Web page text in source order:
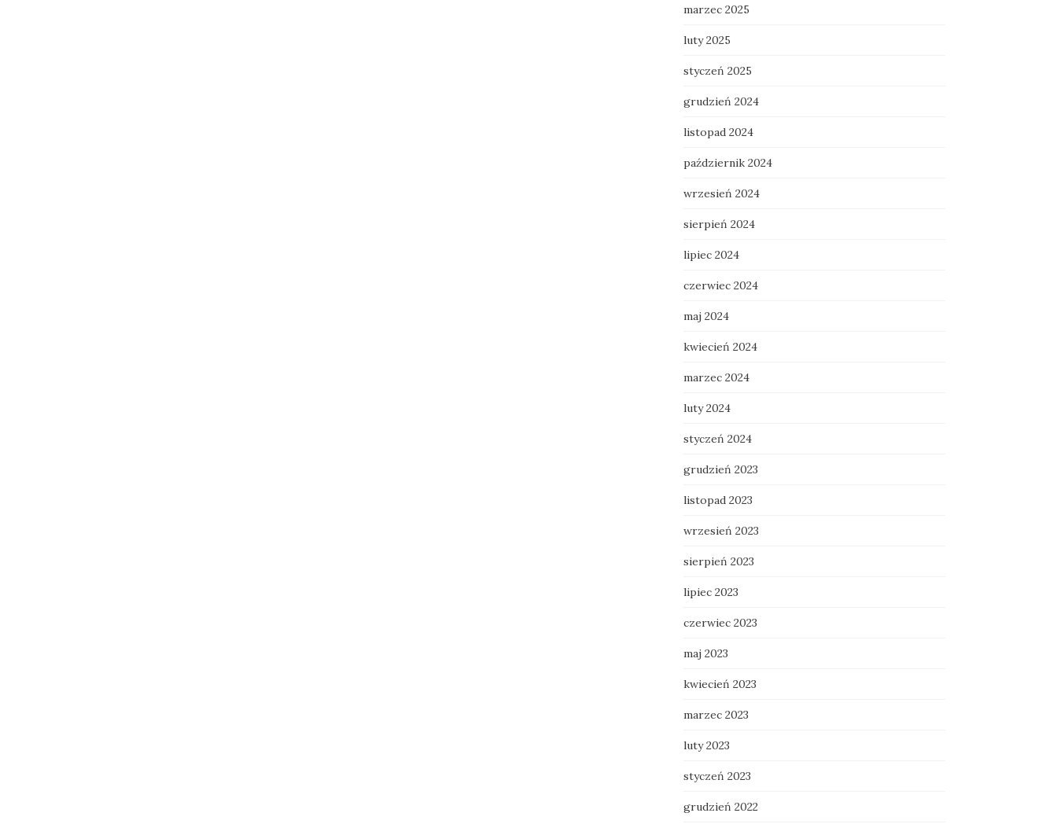
marzec 2025
luty 2025
styczeń 2025
grudzień 2024
listopad 2024
październik 2024
wrzesień 2024
sierpień 2024
lipiec 2024
czerwiec 2024
maj 2024
kwiecień 2024
marzec 2024
luty 2024
styczeń 2024
grudzień 2023
listopad 2023
wrzesień 2023
sierpień 2023
lipiec 2023
czerwiec 2023
maj 2023
kwiecień 2023
marzec 2023
luty 2023
styczeń 2023
grudzień 2022